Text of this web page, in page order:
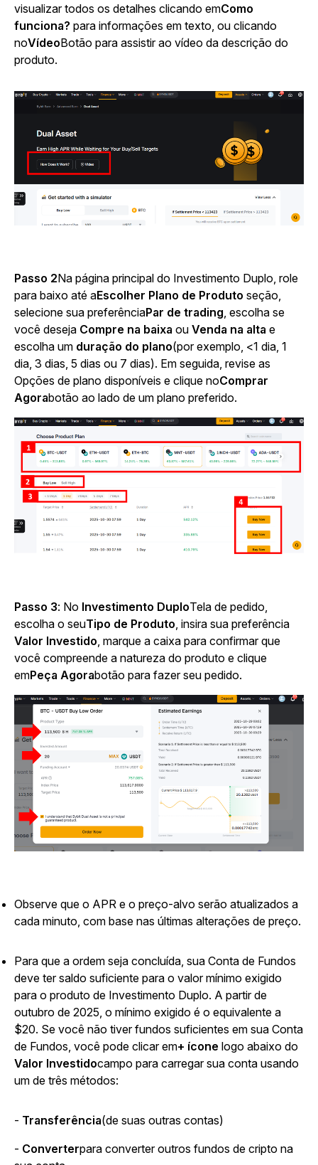
visualizar todos os detalhes clicando emComo
funciona? para informações em texto, ou clicando
noVídeoBotão para assistir ao vídeo da descrição do
produto.
Passo 2Na página principal do Investimento Duplo, role
para baixo até aEscolher Plano de Produto seção,
selecione sua preferênciaPar de trading, escolha se
você deseja Compre na baixa ou Venda na alta e
escolha um duração do plano(por exemplo, <1 dia, 1
dia, 3 dias, 5 dias ou 7 dias). Em seguida, revise as
Opções de plano disponíveis e clique noComprar
Agorabotão ao lado de um plano preferido.
Passo 3: No Investimento DuploTela de pedido,
escolha o seuTipo de Produto insira sua preferência
Valor Investido marque a caixa para confirmar que
você compreende a natureza do produto e clique
emPeça Agorabotão para fazer seu pedido.
Observe que o APR e o preço-alvo serão atualizados a
cada minuto, com base nas últimas alterações de preço.
Para que a ordem seja concluída, sua Conta de Fundos
deve ter saldo suficiente para o valor mínimo exigido
para o produto de Investimento Duplo. A partir de
outubro de 2025, o mínimo exigido é o equivalente a
$20. Se você não tiver fundos suficientes em sua Conta
de Fundos, você pode clicar em+ ícone logo abaixo do
Valor Investidocampo para carregar sua conta usando
um de três métodos:
- Transferência(de suas outras contas)
- Converterpara converter outros fundos de cripto na